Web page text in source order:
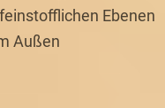
Ebenen
Außen